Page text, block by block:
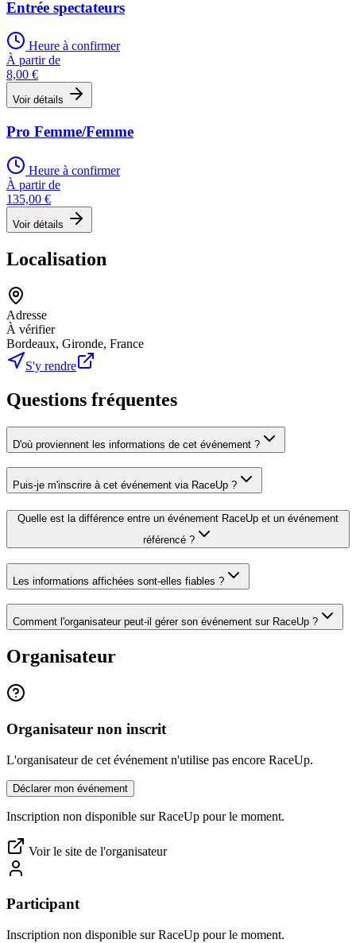
Entrée spectateurs
Heure à confirmer
À partir de
8,00 €
Voir détails
Pro Femme/Femme
Heure à confirmer
À partir de
135,00 €
Voir détails
Localisation
Adresse
À vérifier
Bordeaux, Gironde, France
S'y rendre
Questions fréquentes
D'où proviennent les informations de cet événement ?
Puis-je m'inscrire à cet événement via RaceUp ?
Quelle est la différence entre un événement RaceUp et un événement
référencé ?
Les informations affichées sont-elles fiables ?
Comment l'organisateur peut-il gérer son événement sur RaceUp ?
Organisateur
Organisateur non inscrit
L'organisateur de cet événement n'utilise pas encore RaceUp.
Déclarer mon événement
Inscription non disponible sur RaceUp pour le moment.
Voir le site de l'organisateur
Participant
Inscription non disponible sur RaceUp pour le moment.